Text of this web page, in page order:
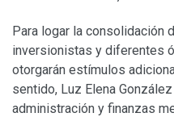
Para logar la consolidación
inversionistas y diferentes
otorgarán estímulos
sentido, Luz Elena
administración y finanzas